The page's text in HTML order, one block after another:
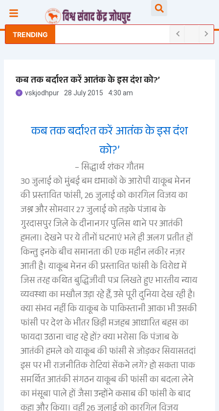
content
TRENDING
कब तक बर्दाश्त करें आतंक के इस दंश को?’
vskjodhpur 28 July 2015 4:30 am
कब तक बर्दाश्त करें आतंक के इस दंश
को?’
– सिद्धार्थ शंकर गौतम
30 जुलाई को मुंबई बम धमाकों के आरोपी याकूब मेनन
की प्रस्तावित फांसी, 26 जुलाई को कारगिल विजय का
जश्न और सोमवार 27 जुलाई को तड़के पंजाब के
गुरदासपुर जिले के दीनानगर पुलिस थाने पर आतंकी
हमला। देखने पर ये तीनों घटनाएं भले ही अलग प्रतीत हों
किन्तु इनके बीच समानता की एक महीन लकीर नज़र
आती है। याकूब मेनन की प्रस्तावित फांसी के विरोध में
जिस तरह कथित बुद्धिजीवी पत्र लिखते हुए भारतीय न्याय
व्यवस्था का मखौल उड़ा रहे हैं, उसे पूरी दुनिया देख रही है।
क्या संभव नहीं कि याकूब के पाकिस्तानी आका भी उसकी
फांसी पर देश के भीतर छिड़ी मजहब आधारित बहस का
फायदा उठाना चाह रहे हों? क्या भरोसा कि पंजाब के
आतंकी हमले को याकूब की फांसी से जोड़कर सियासतदां
इस पर भी राजनीतिक रोटियां सेंकने लगें? हो सकता पाक
समर्थित आतंकी संगठन याकूब की फांसी का बदला लेने
का मंसूबा पाले हों जैसा उन्होंने कसाब की फांसी के बाद